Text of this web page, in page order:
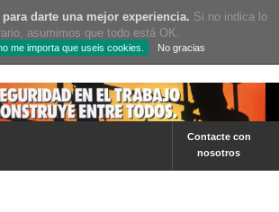
para darte una mejor experiencia. Si no indica lo
asumimos que todo está OK.
me importa que useis cookies. No gracias
Contacte con
nosotros